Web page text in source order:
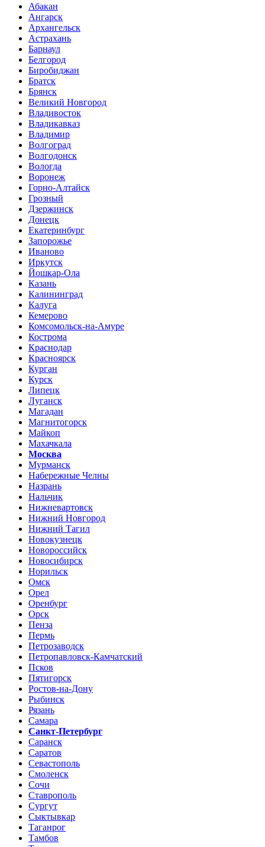
Абакан
Ангарск
Архангельск
Астрахань
Барнаул
Белгород
Биробиджан
Братск
Брянск
Великий Новгород
Владивосток
Владикавказ
Владимир
Волгоград
Волгодонск
Вологда
Воронеж
Горно-Алтайск
Грозный
Дзержинск
Донецк
Екатеринбург
Запорожье
Иваново
Иркутск
Йошкар-Ола
Казань
Калининград
Калуга
Кемерово
Комсомольск-на-Амуре
Кострома
Краснодар
Красноярск
Курган
Курск
Липецк
Луганск
Магадан
Магнитогорск
Майкоп
Махачкала
Москва
Мурманск
Набережные Челны
Назрань
Нальчик
Нижневартовск
Нижний Новгород
Нижний Тагил
Новокузнецк
Новороссийск
Новосибирск
Норильск
Омск
Орел
Оренбург
Орск
Пенза
Пермь
Петрозаводск
Петропавловск-Камчатский
Псков
Пятигорск
Ростов-на-Дону
Рыбинск
Рязань
Самара
Санкт-Петербург
Саранск
Саратов
Севастополь
Смоленск
Сочи
Ставрополь
Сургут
Сыктывкар
Таганрог
Тамбов